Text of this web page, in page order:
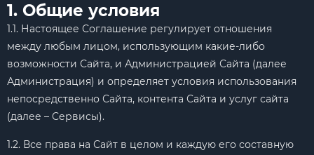
1. Общие условия
1.1. Настоящее Соглашение регулирует отношения
между любым лицом, использующим какие-либо
возможности Сайта, и Администрацией Сайта (далее
Администрация) и определяет условия использования
непосредственно Сайта, контента Сайта и услуг сайта
(далее – Сервисы).
1.2. Все права на Сайт в целом и каждую его составную